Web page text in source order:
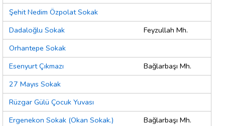
Şehit Nedim Özpolat Sokak
Dadaloğlu Sokak
Feyzullah Mh.
Orhantepe Sokak
Esenyurt Çıkmazı
Bağlarbaşı Mh.
27 Mayıs Sokak
Rüzgar Gülü Çocuk Yuvası
Ergenekon Sokak (Okan Sokak.)
Bağlarbaşı Mh.